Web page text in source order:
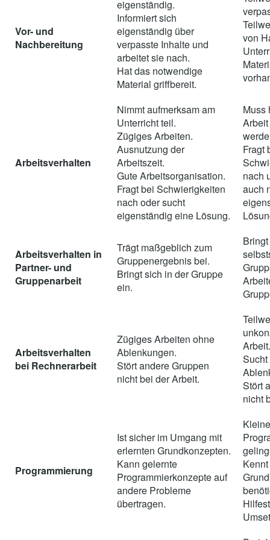
Vor- und
Nachbereitung
eigenständig.
Informiert sich
eigenständig über
verpasste Inhalte und
arbeitet sie nach.
Hat das notwendige
Material griffbereit.
von
Arbeitsverhalten
Nimmt aufmerksam am
Unterricht teil.
Zügiges Arbeiten.
Ausnutzung der
Arbeitszeit.
Gute Arbeitsorganisation.
Fragt bei Schwierigkeiten
nach oder sucht
eigenständig eine Lösung.
Muss
Fragt
nach
auch
Arbeitsverhalten in
Partner- und
Gruppenarbeit
Trägt maßgeblich zum
Gruppenergebnis bei.
Bringt sich in der Gruppe
ein.
Arbeitsverhalten
bei Rechnerarbeit
Zügiges Arbeiten ohne
Ablenkungen.
Stört andere Gruppen
nicht bei der Arbeit.
Arbeit.
Stört
nicht
Programmierung
Ist sicher im Umgang mit
erlernten Grundkonzepten.
Kann gelernte
Programmierkonzepte auf
andere Probleme
übertragen.